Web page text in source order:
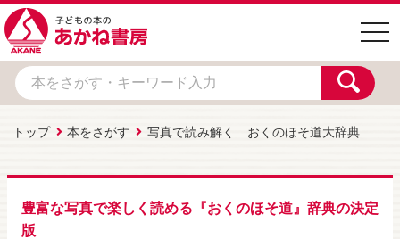
トップ 本をさがす 写真で読み解く おくのほそ道大辞典
豊富な写真で楽しく読める『おくのほそ道』辞典の決定
版